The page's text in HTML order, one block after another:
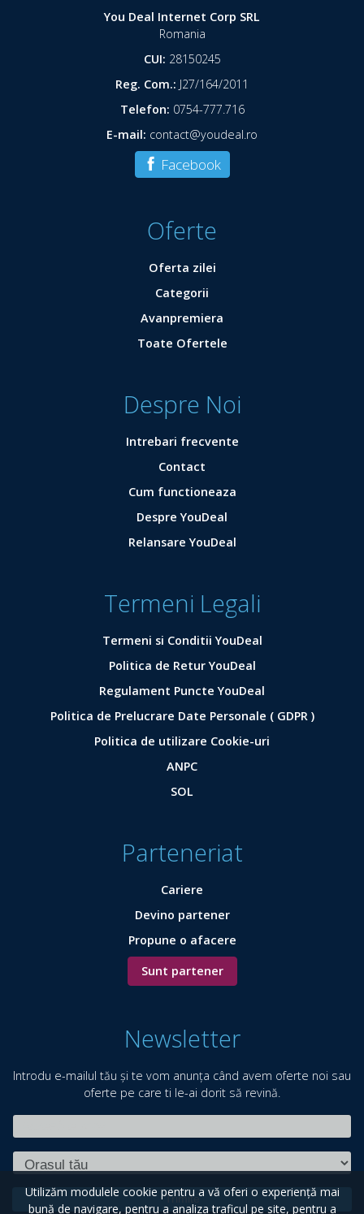
You Deal Internet Corp SRL
Romania
CUI: 28150245
Reg. Com.: J27/164/2011
Telefon: 0754-777.716
E-mail: contact@youdeal.ro
Facebook
Oferte
Oferta zilei
Categorii
Avanpremiera
Toate Ofertele
Despre Noi
Intrebari frecvente
Contact
Cum functioneaza
Despre YouDeal
Relansare YouDeal
Termeni Legali
Termeni si Conditii YouDeal
Politica de Retur YouDeal
Regulament Puncte YouDeal
Politica de Prelucrare Date Personale ( GDPR )
Politica de utilizare Cookie-uri
ANPC
SOL
Parteneriat
Cariere
Devino partener
Propune o afacere
Sunt partener
Newsletter
Introdu e-mailul tău și te vom anunța când avem oferte noi sau
oferte pe care ti le-ai dorit să revină.
Trimite
Utilizăm modulele cookie pentru a vă oferi o experiență mai
bună de navigare, pentru a analiza traficul pe site, pentru a